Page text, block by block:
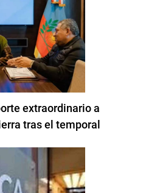
extraordinario a
tras el temporal